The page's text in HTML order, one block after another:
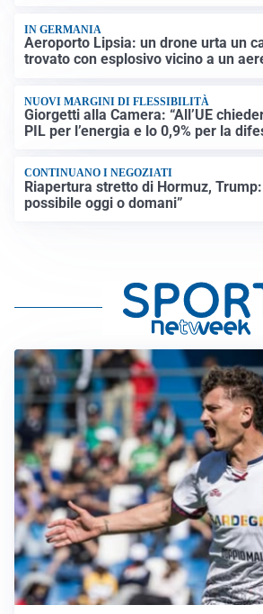
IN GERMANIA
Aeroporto Lipsia: un drone urta un
trovato con esplosivo vicino a un
NUOVI MARGINI DI FLESSIBILITÀ
Giorgetti alla Camera: “All’UE
PIL per l’energia e lo 0,9% per la
CONTINUANO I NEGOZIATI
Riapertura stretto di Hormuz,
possibile oggi o domani”